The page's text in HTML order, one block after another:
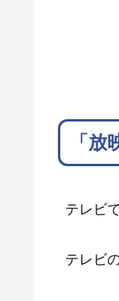
「
テレビ
テレビ